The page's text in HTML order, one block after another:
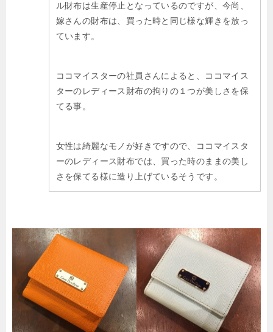
ル財布は生産停止となっているのですが、今尚、
嫁さんの財布は、買った時と同じ様な輝きを放っ
ています。
ココマイスターの社員さんによると、ココマイス
ターのレディース財布の拘りの１つが美しさを保
てる事。
女性は綺麗なモノが好きですので、ココマイスタ
ーのレディース財布では、買った時のままの美し
さを保てる様に造り上げているそうです。